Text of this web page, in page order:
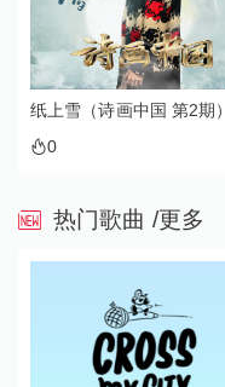
纸上雪（诗画中国 第2期）
0
热门歌曲 /更多